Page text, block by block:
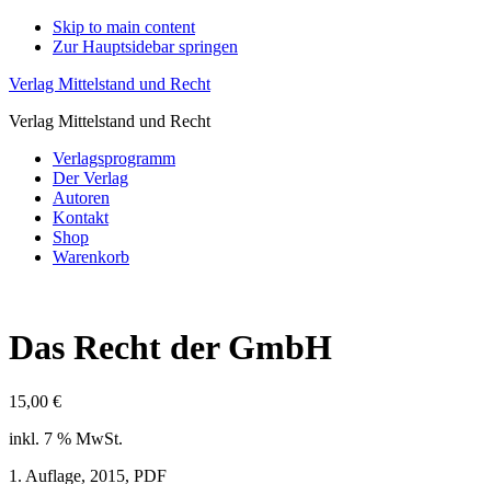
Skip to main content
Zur Hauptsidebar springen
Verlag Mittelstand und Recht
Verlag Mittelstand und Recht
Verlagsprogramm
Der Verlag
Autoren
Kontakt
Shop
Warenkorb
Das Recht der GmbH
15,00 €
inkl. 7 % MwSt.
1. Auflage, 2015, PDF